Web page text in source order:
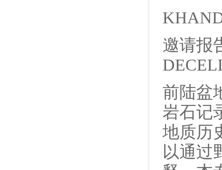
邀请报
前陆盆
岩石记
地质历
以通过